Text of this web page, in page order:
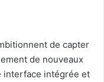
de capter
de nouveaux
interface intégrée et